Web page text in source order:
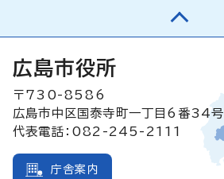
広島市役所
〒730-8586
広島市中区国泰寺町一丁目6番34号
代表電話：082-245-2111
庁舎案内